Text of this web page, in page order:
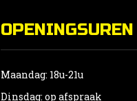
OPENINGSUREN
Maandag: 18u-21u
Dinsdag: op afspraak